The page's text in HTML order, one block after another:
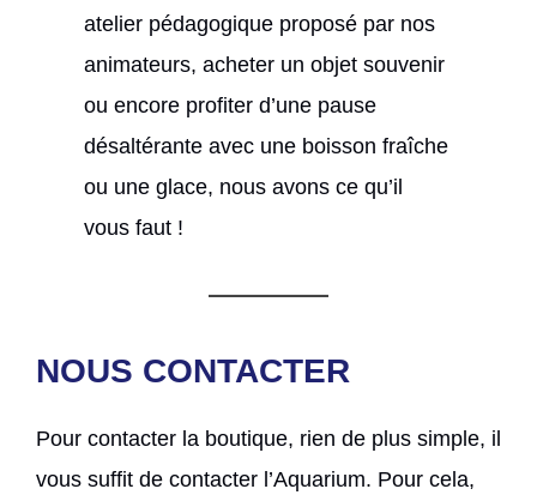
atelier pédagogique proposé par nos
animateurs, acheter un objet souvenir
ou encore profiter d’une pause
désaltérante avec une boisson fraîche
ou une glace, nous avons ce qu’il
vous faut !
NOUS CONTACTER
Pour contacter la boutique, rien de plus simple, il
vous suffit de contacter l’Aquarium. Pour cela,